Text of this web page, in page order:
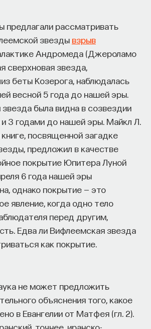
предлагали рассматривать
звезды взрыв
Андромеда (Джероламо
сверхновая звезда,
беты Козерога, наблюдалась
весной 5 года до нашей эры.
была видна в созвездии
3 годами до нашей эры. Майкл Л.
посвященной загадке
предложил в качестве
покрытие Юпитера Луной
6 года нашей эры
однако покрытие — это
явление, когда одно тело
перед другим,
Едва ли Вифлеемская звезда
как покрытие.
не может предложить
объяснения того, какое
в Евангелии от Матфея (гл. 2).
точнее, иранско-
Максутов
Раведовская
Долгачева
ПостНауки
ИНТЕЛЛЕКТ
УНИВЕРСИТЕТ
СРЕДА ОБУЧЕНИЕ